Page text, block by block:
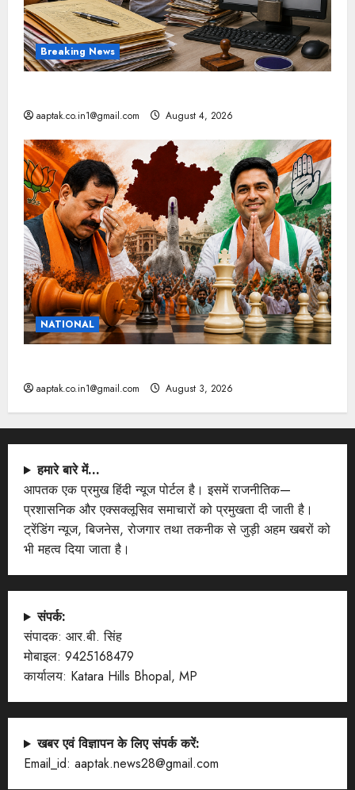
Breaking News
aaptak.co.in1@gmail.com August 4, 2026
NATIONAL
aaptak.co.in1@gmail.com August 3, 2026
हमारे बारे में…
आपतक एक प्रमुख हिंदी न्यूज पोर्टल है। इसमें राजनीतिक—
प्रशासनिक और एक्सक्लूसिव समाचारों को प्रमुखता दी जाती है।
ट्रेंडिंग न्यूज, बिजनेस, रोजगार तथा तकनीक से जुड़ी अहम खबरों को
भी महत्व दिया जाता है।
संपर्क:
संपादक: आर.बी. सिंह
मोबाइल: 9425168479
कार्यालय: Katara Hills Bhopal, MP
खबर एवं विज्ञापन के लिए संपर्क करें:
Email_id: aaptak.news28@gmail.com